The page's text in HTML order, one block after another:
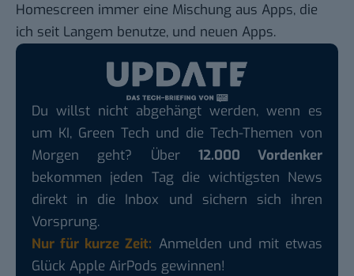
Homescreen immer eine Mischung aus Apps, die
ich seit Langem benutze, und neuen Apps.
Du willst nicht abgehängt werden, wenn es
um KI, Green Tech und die Tech-Themen von
Morgen geht? Über 12.000 Vordenker
bekommen jeden Tag die wichtigsten News
direkt in die Inbox und sichern sich ihren
Vorsprung.
Nur für kurze Zeit: Anmelden und mit etwas
Glück Apple AirPods gewinnen!